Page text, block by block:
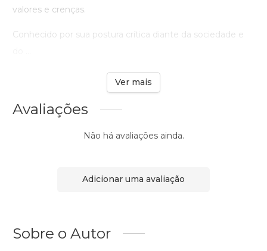
valores e crenças.
Conhecido por sua postura crítica diante da sociedade e
Ver mais
Avaliações
Não há avaliações ainda.
Adicionar uma avaliação
Sobre o Autor